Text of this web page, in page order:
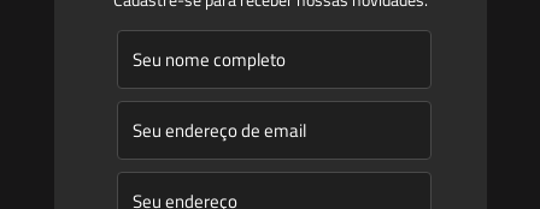
Atuação
Equipe
Newsletter
Publicações